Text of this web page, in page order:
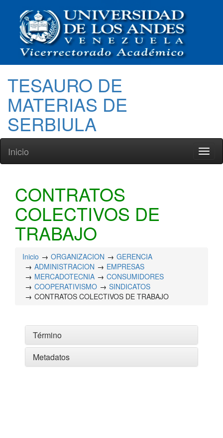
TESAURO DE
MATERIAS DE
SERBIULA
Inicio
CONTRATOS
COLECTIVOS DE
TRABAJO
Inicio ORGANIZACION
GERENCIA
ADMINISTRACION
EMPRESAS
MERCADOTECNIA
CONSUMIDORES
COOPERATIVISMO
SINDICATOS
CONTRATOS COLECTIVOS DE TRABAJO
Término
Metadatos